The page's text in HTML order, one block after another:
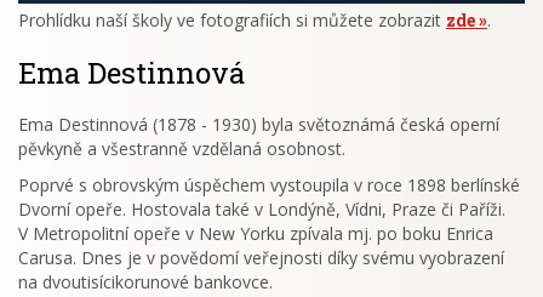
Prohlídku naší školy ve fotografiích si můžete zobrazit zde .
Ema Destinnová
Ema Destinnová (1878 - 1930) byla světoznámá česká operní
pěvkyně a všestranně vzdělaná osobnost.
Poprvé s obrovským úspěchem vystoupila v roce 1898 berlínské
Dvorní opeře. Hostovala také v Londýně, Vídni, Praze či Paříži.
V Metropolitní opeře v New Yorku zpívala mj. po boku Enrica
Carusa. Dnes je v povědomí veřejnosti díky svému vyobrazení
na dvoutisícikorunové bankovce.